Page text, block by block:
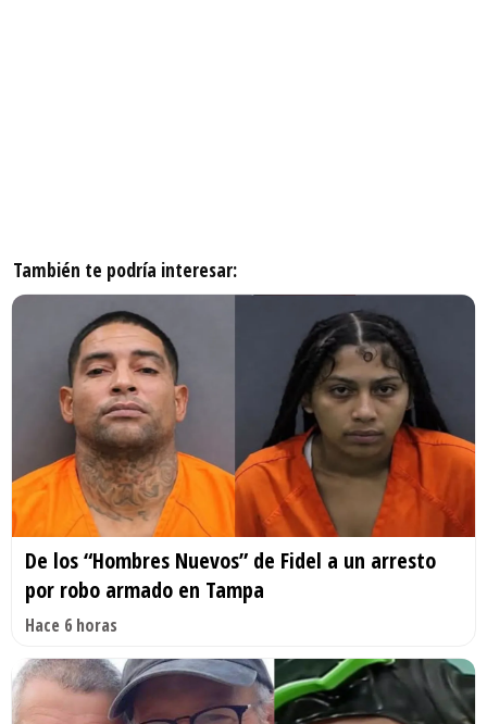
También te podría interesar:
De los “Hombres Nuevos” de Fidel a un arresto
por robo armado en Tampa
Hace 6 horas